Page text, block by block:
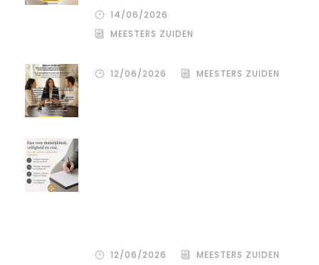
14/06/2026
MEESTERS ZUIDEN
12/06/2026 MEESTERS ZUIDEN
12/06/2026 MEESTERS ZUIDEN